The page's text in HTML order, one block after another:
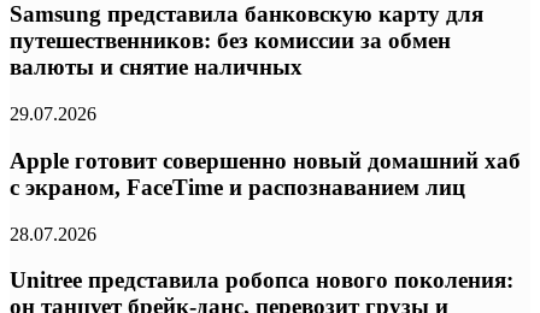
Samsung представила банковскую карту для
путешественников: без комиссии за обмен
валюты и снятие наличных
29.07.2026
Apple готовит совершенно новый домашний хаб
с экраном, FaceTime и распознаванием лиц
28.07.2026
Unitree представила робопса нового поколения:
он танцует брейк-данс, перевозит грузы и